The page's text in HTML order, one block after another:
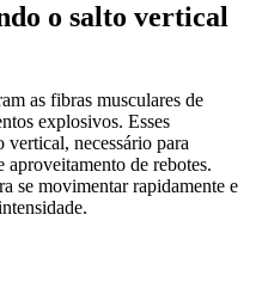
o salto vertical
as fibras musculares de
explosivos. Esses
necessário para
aproveitamento de rebotes.
se movimentar rapidamente e